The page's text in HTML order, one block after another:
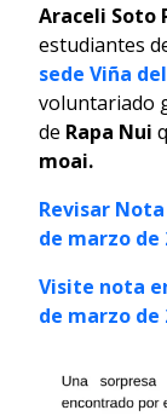
Araceli Soto
estudiantes
sede Viña
voluntariado
de Rapa Nui
moai.
Revisar
de marzo de
Visite nota
de marzo de